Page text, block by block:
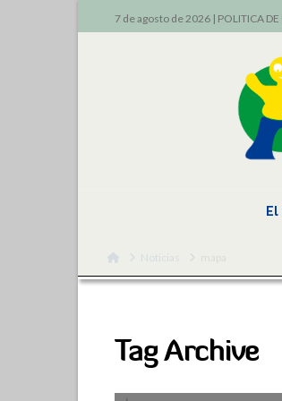
7 de agosto de 2026 | POLITICA
HomeNoticias
Tag Archive